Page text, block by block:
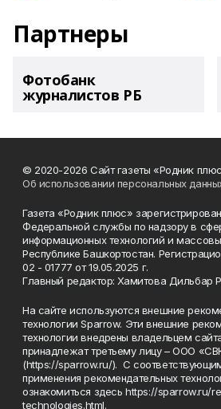
Партнеры
Фотобанк
журналистов РБ
© 2020-2026 Сайт газеты «Родник
Об использовании персональных
Газета «Родник плюс»
Федеральной службы по надзору в
информационных технологий и
Республике Башкортостан.
02 - 01777 от 19.05.2025 г.
Главный редактор: Хамитова Дильбар
На сайте используются внешние
технологии Sparrow. Эти внешние
технологии внедрены владельцем
принадлежат третьему лицу – ООО
(https://sparrow.ru/). С
применения рекомендательных
ознакомиться здесь https://sparrow.ru/
technologies.html.